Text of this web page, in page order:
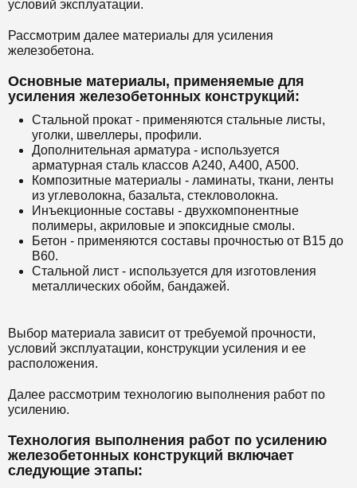
условий эксплуатации.
Рассмотрим далее материалы для усиления
железобетона.
Основные материалы, применяемые для
усиления железобетонных конструкций:
Стальной прокат - применяются стальные листы,
уголки, швеллеры, профили.
Дополнительная арматура - используется
арматурная сталь классов А240, А400, А500.
Композитные материалы - ламинаты, ткани, ленты
из углеволокна, базальта, стекловолокна.
Инъекционные составы - двухкомпонентные
полимеры, акриловые и эпоксидные смолы.
Бетон - применяются составы прочностью от В15 до
В60.
Стальной лист - используется для изготовления
металлических обойм, бандажей.
Выбор материала зависит от требуемой прочности,
условий эксплуатации, конструкции усиления и ее
расположения.
Далее рассмотрим технологию выполнения работ по
усилению.
Технология выполнения работ по усилению
железобетонных конструкций включает
следующие этапы: